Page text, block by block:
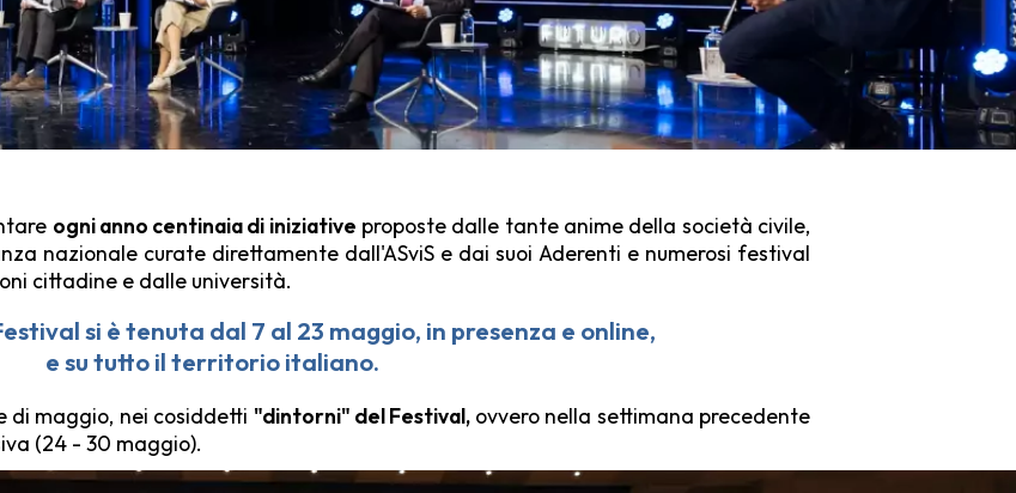
ogni anno centinaia di iniziative proposte dalle tante anime della società civile,
nazionale curate direttamente dall'ASviS e dai suoi Aderenti e numerosi festival
cittadine e dalle università.
si è tenuta dal 7 al 23 maggio, in presenza e online,
e su tutto il territorio italiano.
di maggio, nei cosiddetti "dintorni" del Festival, ovvero nella settimana precedente
(24 - 30 maggio).